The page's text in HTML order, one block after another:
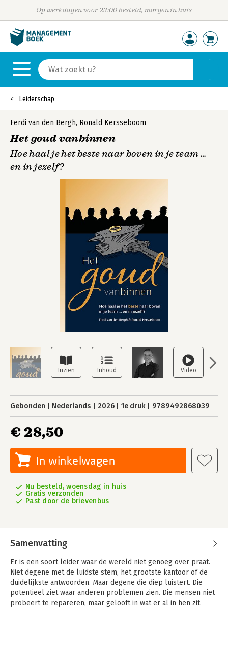
Op werkdagen voor 23:00 besteld, morgen in huis
Leiderschap
Ferdi van den Bergh, Ronald Kersseboom
Het goud vanbinnen
Hoe haal je het beste naar boven in je team …
en in jezelf?
Gebonden Nederlands 2026 1e druk 9789492868039
€ 28,50
In winkelwagen
Nu besteld, woensdag in huis
Gratis verzonden
Past door de brievenbus
Samenvatting
Er is een soort leider waar de wereld niet genoeg over praat.
Niet degene met de luidste stem, het grootste kantoor of de
duidelijkste antwoorden. Maar degene die diep luistert. Die
potentieel ziet waar anderen problemen zien. Die mensen niet
probeert te repareren, maar gelooft in wat er al in hen zit.